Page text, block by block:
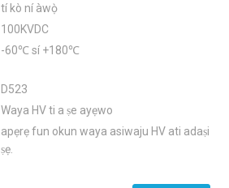
tí kò ní àwọ̀
100KVDC
-60℃ sí +180℃
D523
Waya HV ti a ṣe ayẹwo
apẹrẹ fun okun waya asiwaju HV ati adaṣi
ṣẹ.